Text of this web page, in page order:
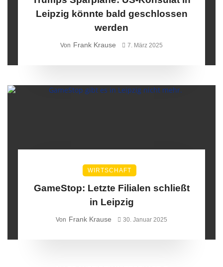
Leipzig könnte bald geschlossen
werden
Von Frank Krause 7. März 2025
WIRTSCHAFT
GameStop: Letzte Filialen schließt
in Leipzig
Von Frank Krause 30. Januar 2025